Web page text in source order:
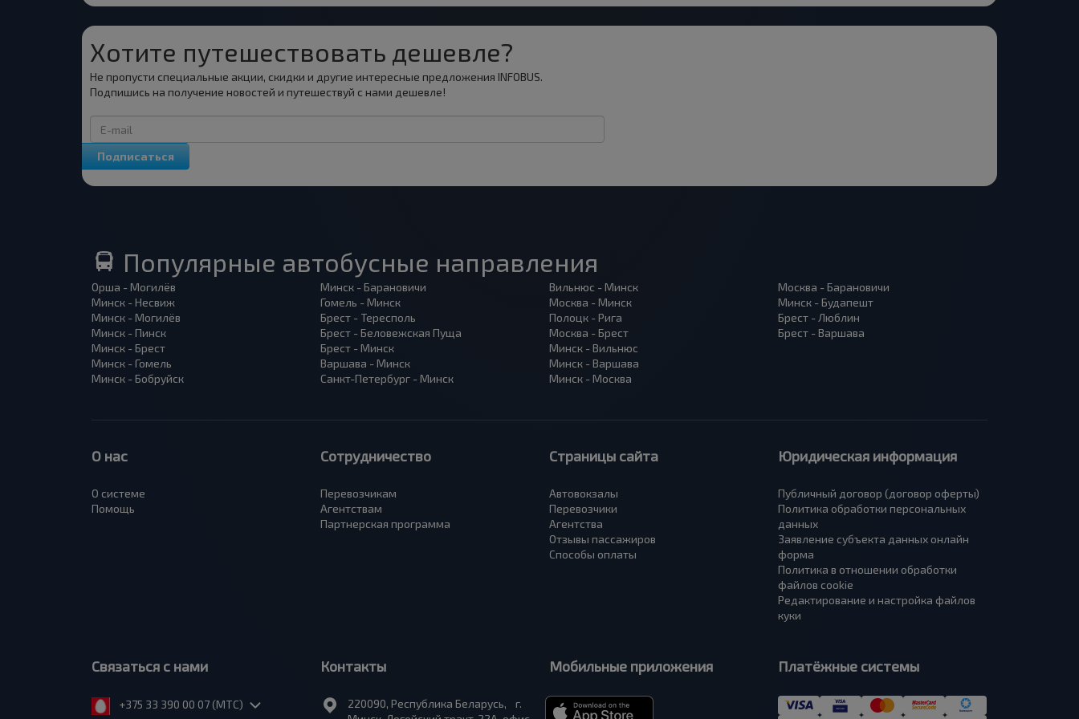
Хотите путешествовать дешевле?
Не пропусти специальные акции, скидки и другие интересные предложения INFOBUS.
Подпишись на получение новостей и путешествуй с нами дешевле!
Подписаться
Популярные автобусные направления
Орша - Могилёв
Минск - Несвиж
Минск - Могилёв
Минск - Пинск
Минск - Брест
Минск - Гомель
Минск - Бобруйск
Минск - Барановичи
Гомель - Минск
Брест - Тересполь
Брест - Беловежская Пуща
Брест - Минск
Варшава - Минск
Санкт-Петербург - Минск
Вильнюс - Минск
Москва - Минск
Полоцк - Рига
Москва - Брест
Минск - Вильнюс
Минск - Варшава
Минск - Москва
Москва - Барановичи
Минск - Будапешт
Брест - Люблин
Брест - Варшава
О нас
О системе
Помощь
Сотрудничество
Перевозчикам
Агентствам
Партнерская программа
Страницы сайта
Автовокзалы
Перевозчики
Агентства
Отзывы пассажиров
Способы оплаты
Юридическая информация
Публичный договор (договор оферты)
Политика обработки персональных
данных
Заявление субъекта данных онлайн
форма
Политика в отношении обработки
файлов cookie
Редактирование и настройка файлов
куки
Связаться с нами
+375 33 390 00 07 (МТС)
Контакты
220090, Республика Беларусь, г.
Мобильные приложения Платёжные системы